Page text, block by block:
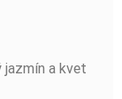
jazmín a kvet